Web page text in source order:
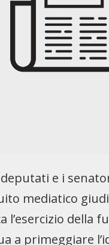
e i
mediatico
della
a primeggiare